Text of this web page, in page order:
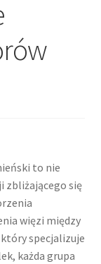
to nie
zbliżającego się
więzi między
specjalizuje
każda grupa